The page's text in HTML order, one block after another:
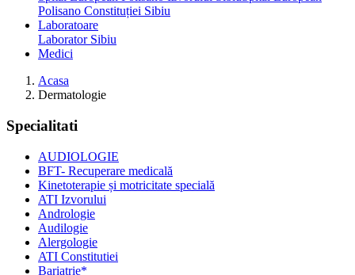
Polisano Constituției Sibiu
Laboratoare
Laborator Sibiu
Medici
Acasa
Dermatologie
Specialitati
AUDIOLOGIE
BFT- Recuperare medicală
Kinetoterapie și motricitate specială
ATI Izvorului
Andrologie
Audilogie
Alergologie
ATI Constitutiei
Bariatrie*